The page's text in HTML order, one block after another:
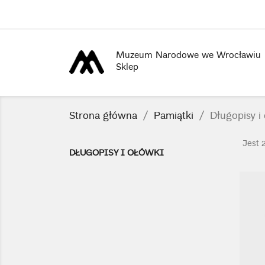
Muzeum Narodowe we Wrocławiu
Sklep
Strona główna Pamiątki Długopisy
DŁUGOPISY I OŁÓWKI
Jest